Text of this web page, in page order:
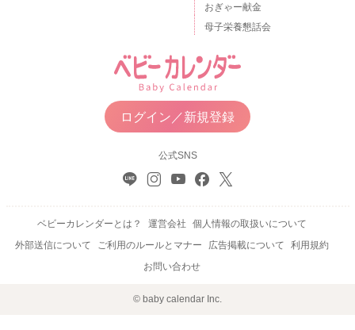
おぎゃー献金
母子栄養懇話会
ログイン／新規登録
公式SNS
ベビーカレンダーとは？ 運営会社
個人情報の取扱いについて
外部送信について
ご利用のルールとマナー 広告掲載について
利用規約
お問い合わせ
© baby calendar Inc.